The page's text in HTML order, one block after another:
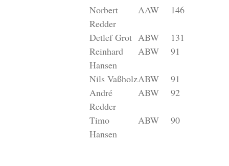
Norbert
Redder
AAW 146
Detlef Grot ABW
131
Reinhard
Hansen
ABW 91
Nils VaßholzABW
91
André
Redder
ABW 92
Timo
Hansen
ABW 90